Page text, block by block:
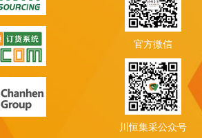
官方微信
川恒集采公众号